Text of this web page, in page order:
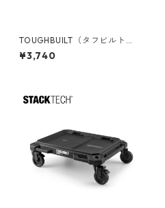
TOUGHBUILT（タフビルト）S
TACK TECH(スタックテック)
フロントバー TB-B1-A-30W
¥3,740